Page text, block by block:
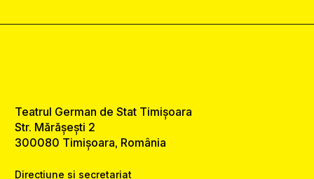
Teatrul German de Stat Timișoara
Str. Mărășești 2
300080 Timișoara, România
Direcțiune și secretariat